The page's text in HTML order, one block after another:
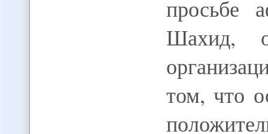
просьбе
Шахид,
том, что